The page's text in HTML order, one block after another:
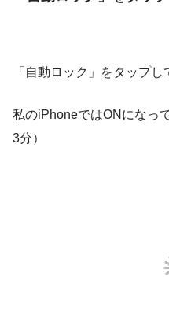
「自動ロック」をタップし
私のiPhoneではONになっ
3分）